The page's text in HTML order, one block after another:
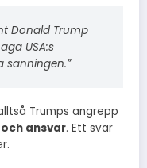
Donald Trump
USA:s
sanningen.”
Trumps angrepp
ansvar. Ett svar